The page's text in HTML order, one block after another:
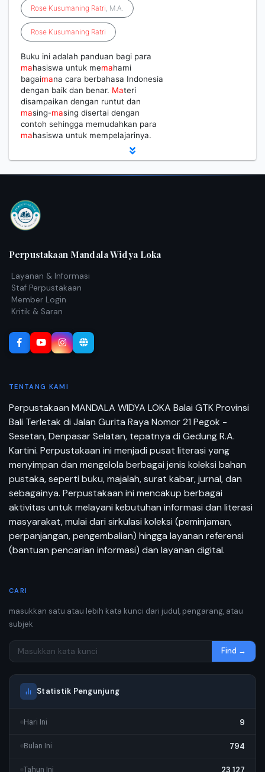
Rose Kusumaning Ratri , M.A.
Rose Kusumaning Ratri
Buku ini adalah panduan bagi para
mahasiswa untuk memahami
bagaimana cara berbahasa Indonesia
dengan baik dan benar. Materi
disampaikan dengan runtut dan
masing-masing disertai dengan
contoh sehingga memudahkan para
mahasiswa untuk mempelajarinya.
Perpustakaan Mandala Widya Loka
Layanan & Informasi
Staf Perpustakaan
Member Login
Kritik & Saran
TENTANG KAMI
Perpustakaan MANDALA WIDYA LOKA Balai GTK Provinsi
Bali Terletak di Jalan Gurita Raya Nomor 21 Pegok -
Sesetan, Denpasar Selatan, tepatnya di Gedung R.A.
Kartini. Perpustakaan ini menjadi pusat literasi yang
menyimpan dan mengelola berbagai jenis koleksi bahan
pustaka, seperti buku, majalah, surat kabar, jurnal, dan
sebagainya. Perpustakaan ini mencakup berbagai
aktivitas untuk melayani kebutuhan informasi dan literasi
masyarakat, mulai dari sirkulasi koleksi (peminjaman,
perpanjangan, pengembalian) hingga layanan referensi
(bantuan pencarian informasi) dan layanan digital.
CARI
masukkan satu atau lebih kata kunci dari judul, pengarang, atau
subjek
Find →
Statistik Pengunjung
Hari Ini 9
Bulan Ini 794
Tahun Ini 23,127